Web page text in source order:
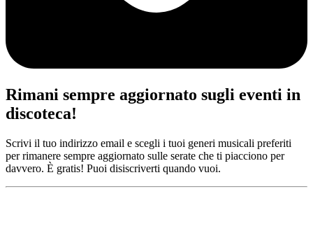
Rimani sempre aggiornato sugli eventi in
discoteca!
Scrivi il tuo indirizzo email e scegli i tuoi generi musicali preferiti
per rimanere sempre aggiornato sulle serate che ti piacciono per
davvero. È gratis! Puoi disiscriverti quando vuoi.